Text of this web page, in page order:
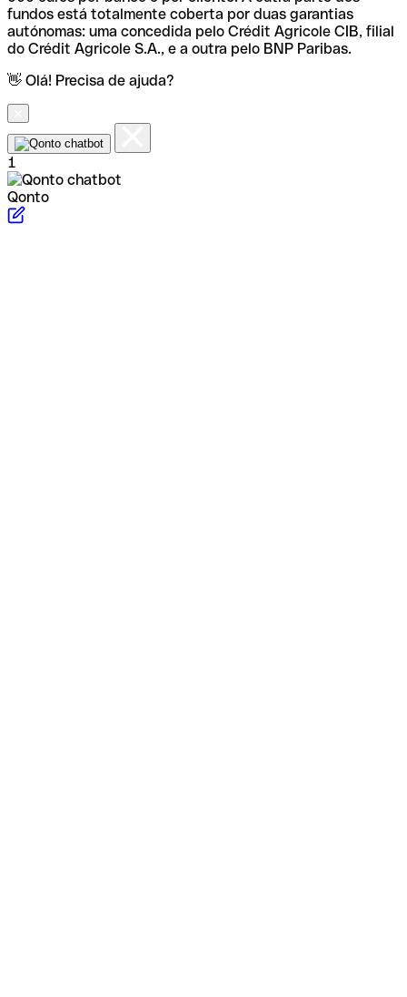
fundos está totalmente coberta por duas garantias
autónomas: uma concedida pelo Crédit Agricole CIB, filial
do Crédit Agricole S.A., e a outra pelo BNP Paribas.
👋 Olá! Precisa de ajuda?
1
Qonto